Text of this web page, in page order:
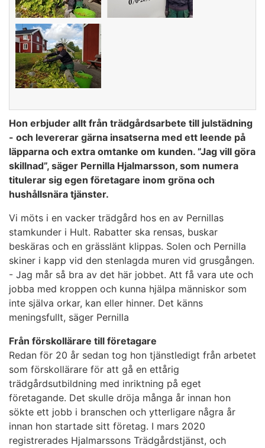
Hon erbjuder allt från trädgårdsarbete till julstädning
- och levererar gärna insatserna med ett leende på
läpparna och extra omtanke om kunden. ”Jag vill göra
skillnad”, säger Pernilla Hjalmarsson, som numera
titulerar sig egen företagare inom gröna och
hushållsnära tjänster. ​
Vi möts i en vacker trädgård hos en av Pernillas
stamkunder i Hult. Rabatter ska rensas, buskar
beskäras och en grässlänt klippas. Solen och Pernilla
skiner i kapp vid den stenlagda muren vid grusgången.
- Jag mår så bra av det här jobbet. Att få vara ute och
jobba med kroppen och kunna hjälpa människor som
inte själva orkar, kan eller hinner. Det känns
meningsfullt, säger Pernilla
Från förskollärare till företagare
Redan för 20 år sedan tog hon tjänstledigt från arbetet
som förskollärare för att gå en ettårig
trädgårdsutbildning med inriktning på eget
företagande. Det skulle dröja många år innan hon
sökte ett jobb i branschen och ytterligare några år
innan hon startade sitt företag. I mars 2020
registrerades Hjalmarssons Trädgårdstjänst, och